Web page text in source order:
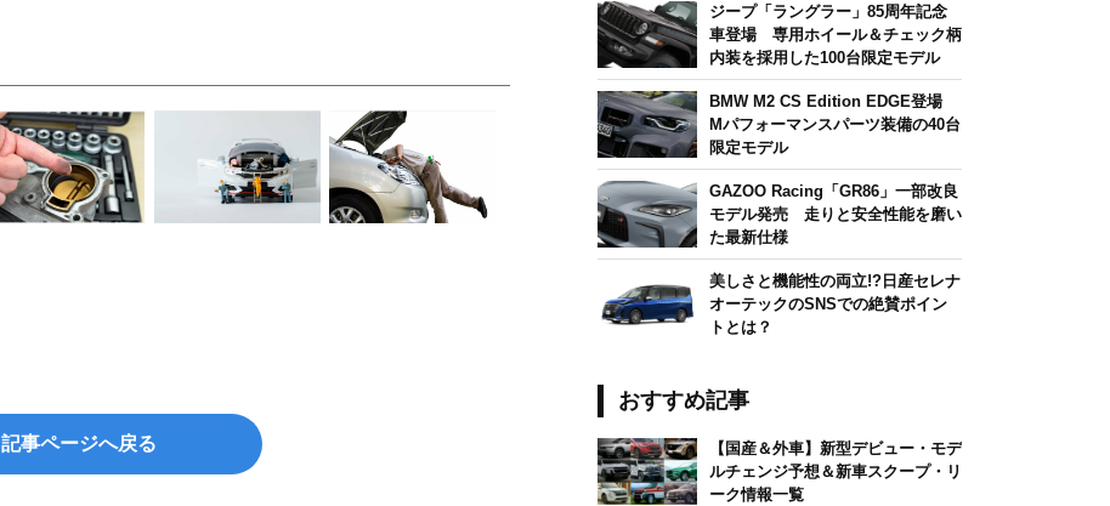
記事ページへ戻る
ジープ「ラングラー」85周年記念
車登場 専用ホイール＆チェック柄
内装を採用した100台限定モデル
BMW M2 CS Edition EDGE登場
Mパフォーマンスパーツ装備の40台
限定モデル
GAZOO Racing「GR86」一部改良
モデル発売 走りと安全性能を磨い
た最新仕様
美しさと機能性の両立!?日産セレナ
オーテックのSNSでの絶賛ポイン
トとは？
おすすめ記事
【国産＆外車】新型デビュー・モデ
ルチェンジ予想＆新車スクープ・リ
ーク情報一覧